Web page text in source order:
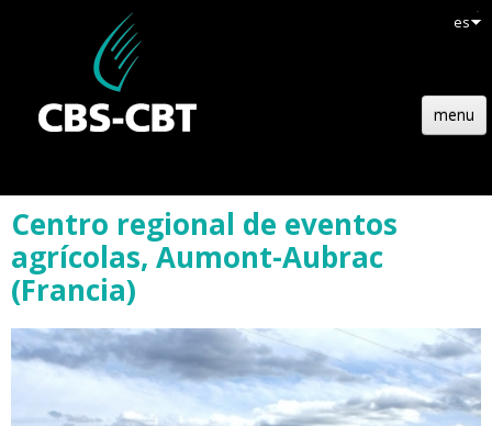
es
menu
ESTRUCTURA
TECNOLOGÍA
ACTUALIDADES
EMPLOIS
Centro regional de eventos
agrícolas, Aumont-Aubrac
(Francia)